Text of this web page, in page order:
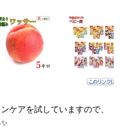
ケアを試していますので、